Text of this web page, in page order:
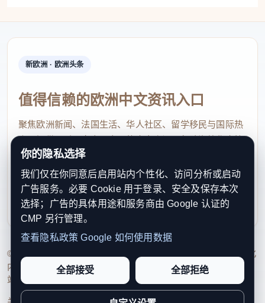
新欧洲 · 欧洲头条
值得信赖的欧洲中文资讯入口
聚焦欧洲新闻、法国生活、华人社区、留学移民与国际热
点，提供及时、真实、实用的中文资讯，帮助海外华人快
速了解欧洲动态。
contact@xinouzhou.com
服务支持、版权与合作：工作日优先处理站务、投稿与权
利通知
© 2026 新欧洲·欧洲头条. All Rights Reserved. 本网站持续优化
内容透明度、联系方式与用户权利说明，以提升品牌信任感和
站点完整度。
你的隐私选择
我们仅在你同意后启用站内个性化、访问分析或启动
广告服务。必要 Cookie 用于登录、安全及保存本次
选择；广告的具体用途和服务商由 Google 认证的
CMP 另行管理。
查看隐私政策 Google 如何使用数据
全部接受 全部拒绝